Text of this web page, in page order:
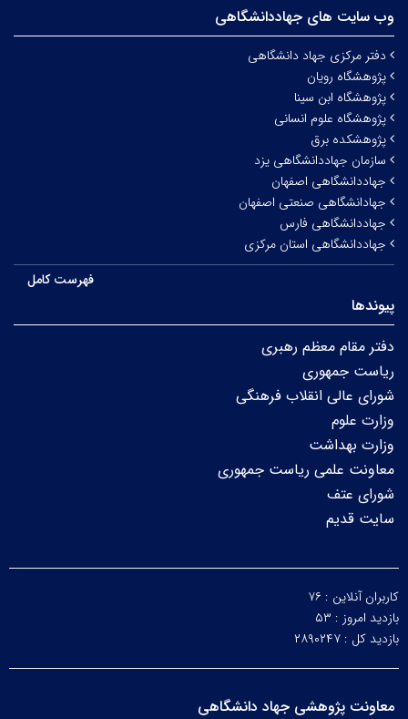
وب سایت های جهاددانشگاهی
دفتر مرکزی جهاد دانشگاهی
پژوهشگاه رویان
پژوهشگاه ابن سینا
پژوهشگاه علوم انسانی
پژوهشکده برق
سازمان جهاددانشگاهی یزد
جهاددانشگاهی اصفهان
جهادانشگاهی صنعتی اصفهان
جهاددانشگاهی فارس
جهاددانشگاهی استان مرکزی
فهرست کامل
پیوندها
دفتر مقام معظم رهبری
ریاست جمهوری
شورای عالی انقلاب فرهنگی
وزارت علوم
وزارت بهداشت
معاونت علمی ریاست جمهوری
شورای عتف
سایت قدیم
کاربران آنلاین : ۷۶
بازدید امروز : ۵۳
بازدید کل : ۲۸۹۰۲۴۷
معاونت پژوهشی جهاد دانشگاهی